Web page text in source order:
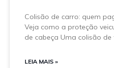
Colisão de carro: quem
Veja como a proteção
de cabeça Uma colisão
LEIA MAIS »